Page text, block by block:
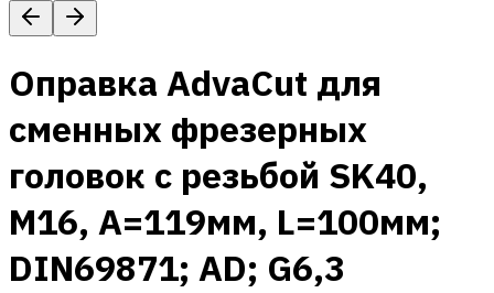
Оправка AdvaCut для
сменных фрезерных
головок с резьбой SK40,
M16, A=119мм, L=100мм;
DIN69871; AD; G6,3